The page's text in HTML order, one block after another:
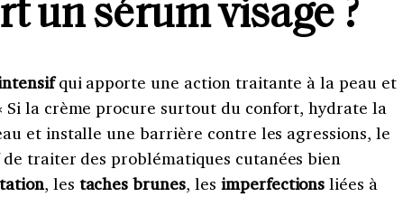
un sérum visage ?
qui apporte une action traitante à la peau et
Si la crème procure surtout du confort, hydrate la
et installe une barrière contre les agressions, le
traiter des problématiques cutanées bien
, les taches brunes, les imperfections liées à